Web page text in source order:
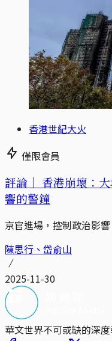
香港世紀大火
僅限會員
評論｜ 香港崩壞：
響的警鐘
京官進場，控制政治影響
陳思行、岱俞山
2025-11-30
華文世界不可或缺的深